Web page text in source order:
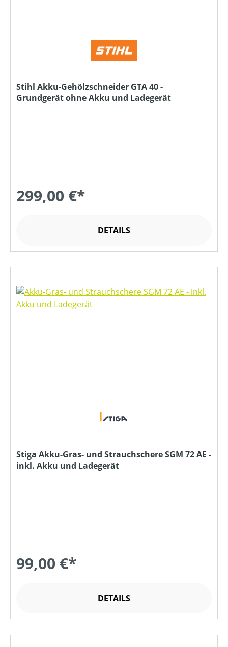
Stihl Akku-Gehölzschneider GTA 40 -
Grundgerät ohne Akku und Ladegerät
299,00 €*
DETAILS
Stiga Akku-Gras- und Strauchschere SGM 72 AE -
inkl. Akku und Ladegerät
99,00 €*
DETAILS